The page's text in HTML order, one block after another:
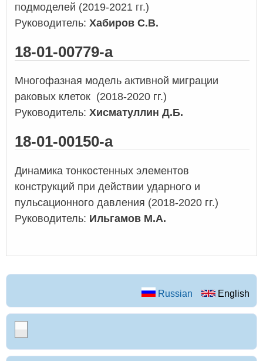
подмоделей (2019-2021 гг.)
Руководитель: Хабиров С.В.
18-01-00779-а
Многофазная модель активной миграции
раковых клеток (2018-2020 гг.)
Руководитель: Хисматуллин Д.Б.
18-01-00150-а
Динамика тонкостенных элементов
конструкций при действии ударного и
пульсационного давления (2018-2020 гг.)
Руководитель: Ильгамов М.А.
Russian English